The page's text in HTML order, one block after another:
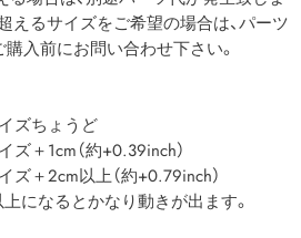
えるサイズをご希望の場合は、パーツ
入前にお問い合わせ下さい。
ちょうど
1cm（約+0.39inch）
以上（約+0.79inch）
になるとかなり動きが出ます。